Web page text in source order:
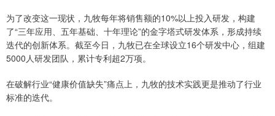
为了改变这一现状，九牧每年将销售额的10%以上投入研发，构建
了“三年应用、五年基础、十年理论”的金字塔式研发体系，形成持续
迭代的创新体系。截至今日，九牧已在全球设立16个研发中心，组建
5000人研发团队，累计专利超2万项。
在破解行业“健康价值缺失”痛点上，九牧的技术实践更是推动了行业
标准的迭代。